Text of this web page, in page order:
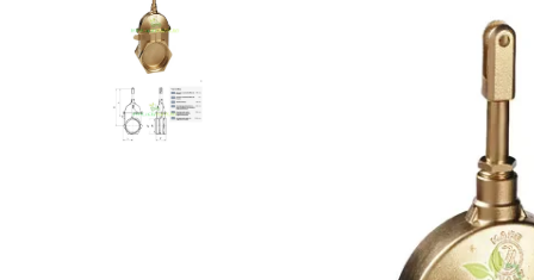
Tiranti centrali, verticali, laterali